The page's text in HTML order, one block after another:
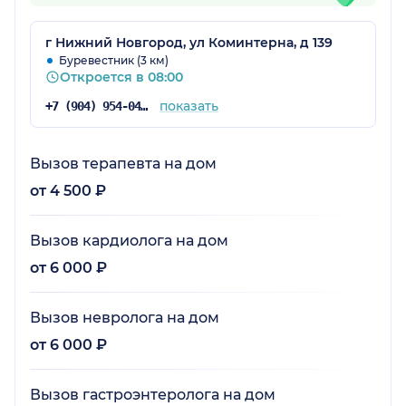
г Нижний Новгород, ул Коминтерна, д 139
Буревестник (3 км)
Откроется в 08:00
+7 (904) 954-04-36 показать
Вызов терапевта на дом
от 4 500 ₽
Вызов кардиолога на дом
от 6 000 ₽
Вызов невролога на дом
от 6 000 ₽
Вызов гастроэнтеролога на дом